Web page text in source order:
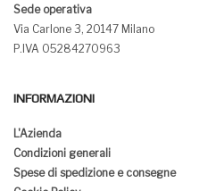
Sede operativa
Via Carlone 3, 20147 Milano
P.IVA 05284270963
INFORMAZIONI
L'Azienda
Condizioni generali
Spese di spedizione e consegne